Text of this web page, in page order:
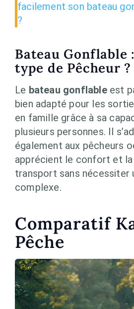
facilement son bateau
?
Bateau Gonflable
type de Pêcheur ?
Le bateau gonflableest
bien adapté pour les
en famille grâce à sa
plusieurs personnes. Il
également aux pêcheurs
apprécient le confort et
transport sans nécessiter
complexe.
Comparatif
Pêche